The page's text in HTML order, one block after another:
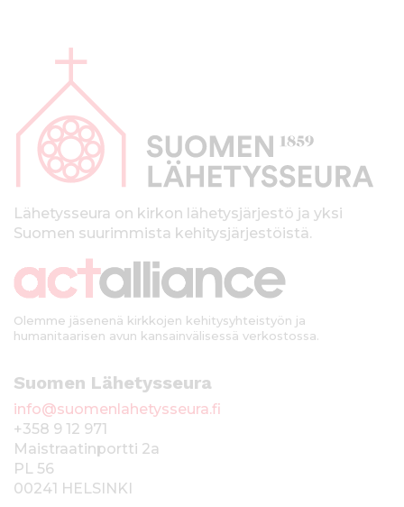
p
kLähetysseura on kirkon lähetysjärjestö ja yksi
Suomen suurimmista kehitysjärjestöistä.
Olemme jäsenenä kirkkojen kehitysyhteistyön ja
humanitaarisen avun kansainvälisessä verkostossa.
Suomen Lähetysseura
info@suomenlahetysseura.fi
+358 9 12 971
Maistraatinportti 2a
PL 56
00241 HELSINKI